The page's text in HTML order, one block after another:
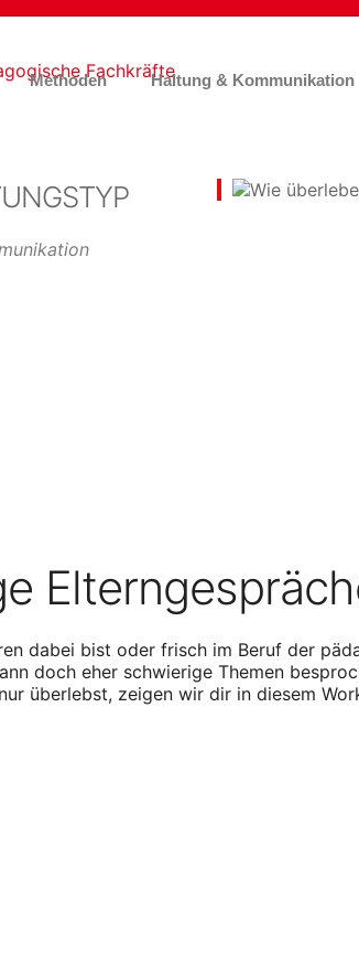
Methoden Haltung & Kommunikation
dabei bist oder frisch im Beruf der
doch eher schwierige Themen
überlebst, zeigen wir dir in diesem